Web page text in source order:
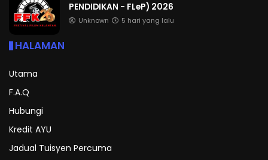
PENDIDIKAN - FLeP) 2026
Unknown 5 hari yang lalu
HALAMAN
Utama
F.A.Q
Hubungi
Kredit AYU
Jadual Tuisyen Percuma